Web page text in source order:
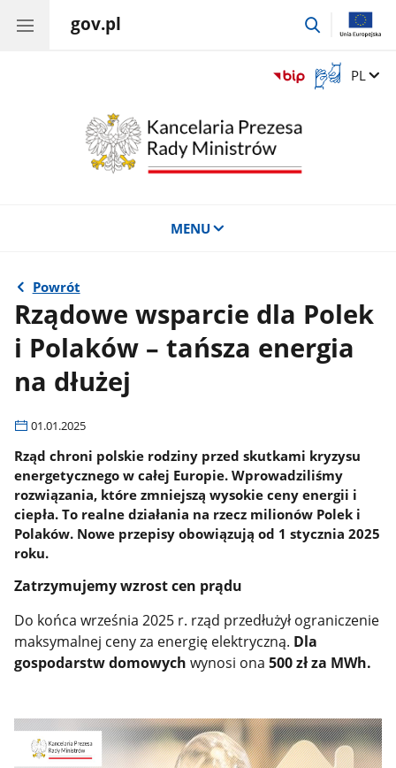
gov.pl
przejdź
Otwórz
okno
Zmień
PL
MENU
Powrót
Rządowe wsparcie dla Polek
i Polaków – tańsza energia
na dłużej
01.01.2025
Rząd chroni polskie rodziny przed skutkami kryzysu
energetycznego w całej Europie. Wprowadziliśmy
rozwiązania, które zmniejszą wysokie ceny energii i
ciepła. To realne działania na rzecz milionów Polek i
Polaków. Nowe przepisy obowiązują od 1 stycznia 2025
roku.
Zatrzymujemy wzrost cen prądu
Do końca września 2025 r. rząd przedłużył ograniczenie
maksymalnej ceny za energię elektryczną. Dla
gospodarstw domowych wynosi ona500 zł za MWh.